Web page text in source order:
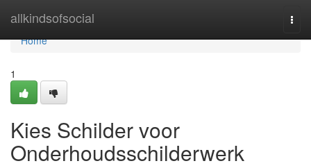
allkindsofsocial
Home
Home
1
Kies Schilder voor
Onderhoudsschilderwerk